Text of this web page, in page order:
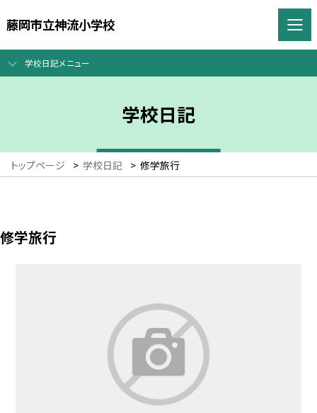
藤岡市立神流小学校
学校日記メニュー
学校日記
トップページ > 学校日記 > 修学旅行
修学旅行